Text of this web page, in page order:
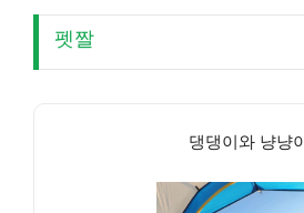
펫짤
댕댕이와 냥냥이